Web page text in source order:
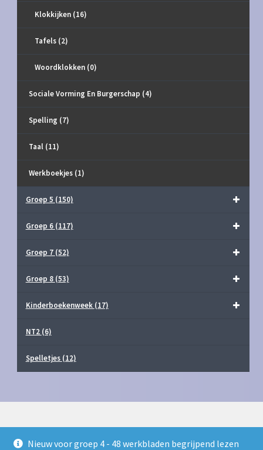
Nieuw voor groep 4 - 48 werkbladen begrijpend lezen
Klokkijken (16)
Tafels (2)
Woordklokken (0)
Sociale Vorming En Burgerschap (4)
Spelling (7)
Taal (11)
Werkboekjes (1)
Groep 5 (150)
Groep 6 (117)
Groep 7 (52)
Groep 8 (53)
Kinderboekenweek (17)
NT2 (6)
Spelletjes (12)